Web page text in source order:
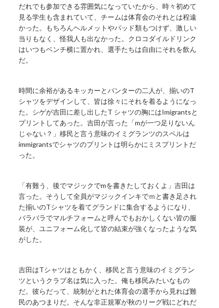
だれでも参加できる雰囲気になっていたから、時々初めて
見る学生も含まれていて、チームは体育会のそれとは程遠
かった。もちろんヘルメットやパッド類もつけず、激しい
当りもなく、怪我人も出なかった。クロコダイルドリンク
はいつもベンチ横に置かれ、選手たちは自由にそれを飲ん
だ。
時間に余裕があるキッカーとパンターの二人が、揃いのT
シャツをデザインして、皆は徐々にそれを着るようになっ
た。シゲが吉田に差し出したT シャツの胸にはImigrantsと
プリントしてあった。吉田が言った「mが一つ足りないん
じゃない？」移民と言う意味のイミグランツのスペルは
immigrantsでシャツのプリントは明らかにミスプリントだ
った。
「有難う、後でマジックでmを書きたしておくよ」吉田は
言った。そうして全員がマジックインキでｍと書き足され
た揃いのTシャツを着てグランドに集合するようになり、
バラバラでマルチフォームと呼んでもおかしくない皆の服
装が、ユニフォーム化して皆の結束が強くなったような気
がした。
吉田はTシャツはともかく、移民と言う意味のイミグラン
ツというクラブ名は気に入った。俺も移民みたいなもの
だ。彼らだって、統制がとれた体育会の選手から見れば難
民のあつまりだ。そんな非正規軍が秋のリーグ戦にどれだ